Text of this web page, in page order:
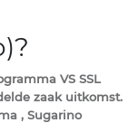
VS SSL
zaak uitkomst.
, Sugarino